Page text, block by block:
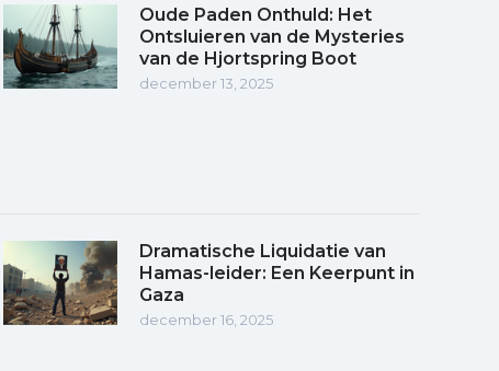
Oude Paden Onthuld: Het
Ontsluieren van de Mysteries
van de Hjortspring Boot
december 13, 2025
Dramatische Liquidatie van
Hamas-leider: Een Keerpunt in
Gaza
december 16, 2025